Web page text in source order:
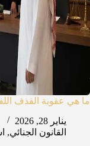
ما هي عقوبة القذف
يناير 28, 2026
القانون الجنائي,